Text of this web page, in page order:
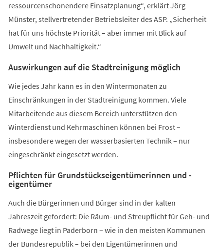
ressourcenschonendere Einsatzplanung“, erklärt Jörg
Münster, stellvertretender Betriebsleiter des ASP. „Sicherheit
hat für uns höchste Priorität – aber immer mit Blick auf
Umwelt und Nachhaltigkeit.“
Auswirkungen auf die Stadtreinigung möglich
Wie jedes Jahr kann es in den Wintermonaten zu
Einschränkungen in der Stadtreinigung kommen. Viele
Mitarbeitende aus diesem Bereich unterstützen den
Winterdienst und Kehrmaschinen können bei Frost –
insbesondere wegen der wasserbasierten Technik – nur
eingeschränkt eingesetzt werden.
Pflichten für Grundstückseigentümerinnen und -
eigentümer
Auch die Bürgerinnen und Bürger sind in der kalten
Jahreszeit gefordert: Die Räum- und Streupflicht für Geh- und
Radwege liegt in Paderborn – wie in den meisten Kommunen
der Bundesrepublik – bei den Eigentümerinnen und